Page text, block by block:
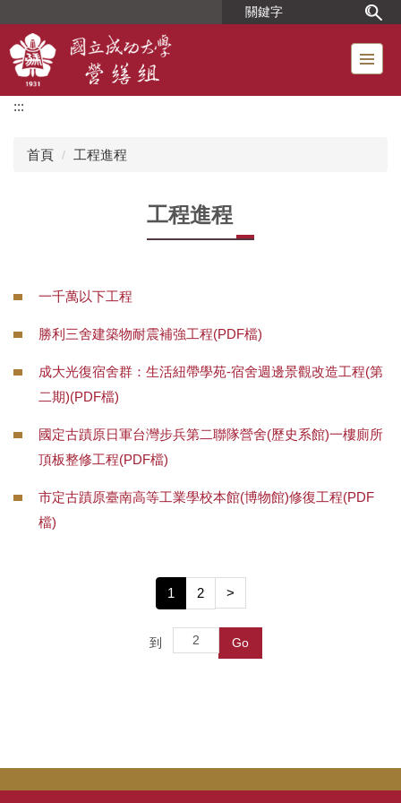
主
要
內
:::
首頁 工程進程
工程進程
一千萬以下工程
勝利三舍建築物耐震補強工程(PDF檔)
成大光復宿舍群：生活紐帶學苑-宿舍週邊景觀改造工程(第
二期)(PDF檔)
國定古蹟原日軍台灣步兵第二聯隊營舍(歷史系館)一樓廁所
頂板整修工程(PDF檔)
市定古蹟原臺南高等工業學校本館(博物館)修復工程(PDF
檔)
1 2 >
到 Go